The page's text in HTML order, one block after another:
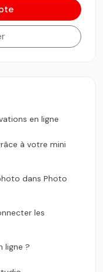
en ligne
à votre mini
dans Photo
les
ligne ?